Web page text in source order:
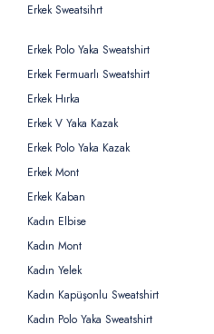
Erkek Sweatsihrt
Erkek Polo Yaka Sweatshirt
Erkek Fermuarlı Sweatshirt
Erkek Hırka
Erkek V Yaka Kazak
Erkek Polo Yaka Kazak
Erkek Mont
Erkek Kaban
Kadın Elbise
Kadın Mont
Kadın Yelek
Kadın Kapüşonlu Sweatshirt
Kadın Polo Yaka Sweatshirt